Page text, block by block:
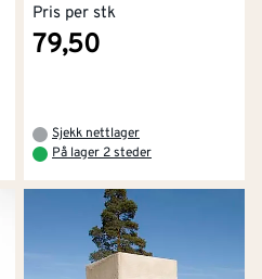
Pris per stk
79,50
Sjekk nettlager
På lager 2 steder